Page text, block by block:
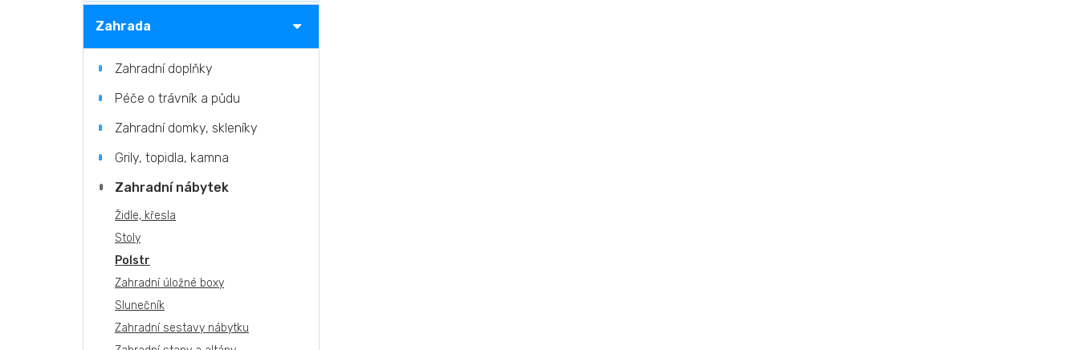
Zahrada
Zahradní doplňky
Péče o trávník a půdu
Zahradní domky, skleníky
Grily, topidla, kamna
Zahradní nábytek
Židle, křesla
Stoly
Polstr
Zahradní úložné boxy
Slunečník
Zahradní sestavy nábytku